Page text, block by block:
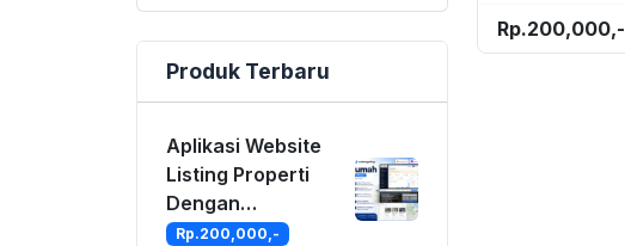
Produk Terbaru
Aplikasi Website
Listing Properti
Dengan
CodeIgniter 4
Rp.200,000,-
Rp.200,000,-